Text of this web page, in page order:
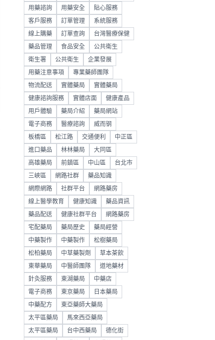
用藥諮詢 用藥安全 貼心服務
客戶服務 訂單管理 系統服務
線上購藥 訂單查詢 台灣醫療保健
藥品管理 食品安全 公共衛生
衛生署 公共衛生 企業發展
用藥注意事項 專業藥師團隊
物流配送 實體藥局 實體藥局
健康諮詢服務 實體店面 健康產品
用戶體驗 藥局介紹 藥局網站
電子商務 醫療諮詢 威而钢
板橋區 松江路 交通便利 中正區
進口藥品 林林藥局 大同區
高雄藥局 前鎮區 中山區 台北市
三峽區 網路社群 藥品知識
網際網路 社群平台 網路藥房
線上醫學教育 健康知識 藥品資訊
藥品配送 健康社群平台 網路藥房
宅配藥局 藥局歷史 藥局經營
中藥製作 中藥製作 松樹藥局
松柏藥局 中草藥製劑 草本茶飲
東華藥局 中醫師團隊 道地藥材
針灸服務 東湖藥局 中藥店
電子商務 東京藥局 日本藥局
中藥配方 東亞藥師大藥局
太平區藥局 馬來西亞藥局
太平區藥局 台中西藥局 德化街